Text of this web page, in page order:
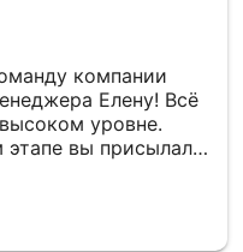
компании
Елену! Всё
уровне.
вы присылали
уверенность
за то, что
к памятной